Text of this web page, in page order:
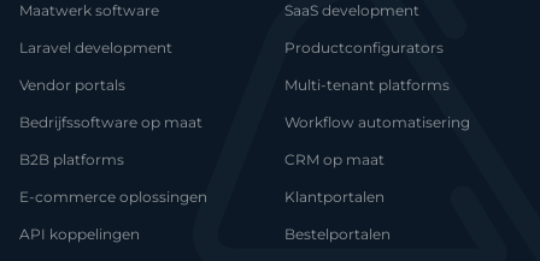
Maatwerk software
Laravel development
Vendor portals
Bedrijfssoftware op maat
B2B platforms
E-commerce oplossingen
API koppelingen
SaaS development
Productconfigurators
Multi-tenant platforms
Workflow automatisering
CRM op maat
Klantportalen
Bestelportalen